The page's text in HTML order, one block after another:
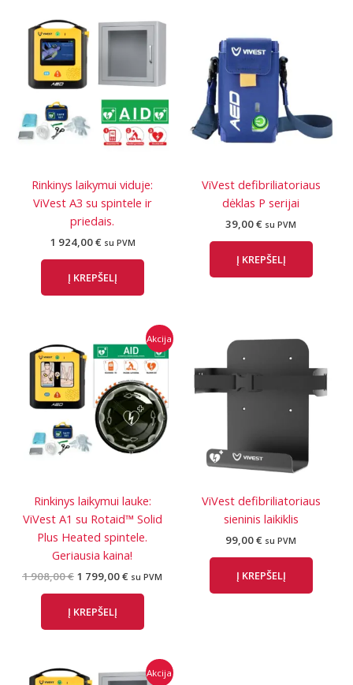
Rinkinys laikymui viduje:
ViVest A3 su spintele ir
priedais.
1 924,00€ su PVM
Į KREPŠELĮ
ViVest defibriliatoriaus
dėklas P serijai
39,00€ su PVM
Į KREPŠELĮ
Akcija
Rinkinys laikymui lauke:
ViVest A1 su Rotaid™ Solid
Plus Heated spintele.
Geriausia kaina!
1 908,00€ Original
1
908,00 €.
1 799,00€ Current
799,00 €.
su PVM
Į KREPŠELĮ
ViVest defibriliatoriaus
sieninis laikiklis
99,00€ su PVM
Į KREPŠELĮ
Akcija